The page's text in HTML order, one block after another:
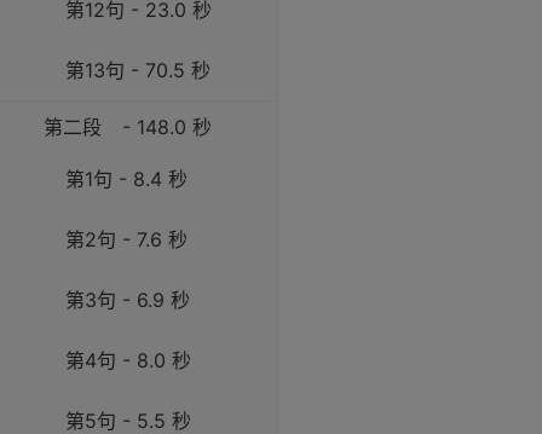
第12句 - 23.0 秒
第13句 - 70.5 秒
第二段 - 148.0 秒
第1句 - 8.4 秒
第2句 - 7.6 秒
第3句 - 6.9 秒
第4句 - 8.0 秒
第5句 - 5.5 秒